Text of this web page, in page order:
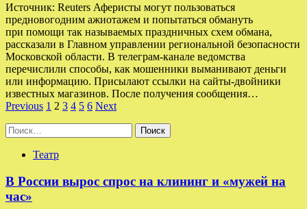
Источник: Reuters Аферисты могут пользоваться
предновогодним ажиотажем и попытаться обмануть
при помощи так называемых праздничных схем обмана,
рассказали в Главном управлении региональной безопасности
Московской области. В телеграм-канале ведомства
перечислили способы, как мошенники выманивают деньги
или информацию. Присылают ссылки на сайты-двойники
известных магазинов. После получения сообщения…
Пагинация
записей
Previous 1 2 3 4 5 6 Next
Найти:
Театр
В России вырос спрос на клининг и «мужей на
час»